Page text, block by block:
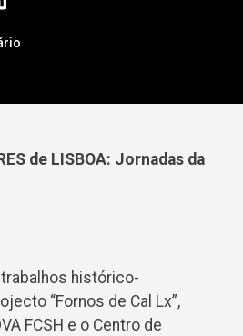
de LISBOA: Jornadas da
histórico-
“Fornos de Cal Lx”,
FCSH e o Centro de